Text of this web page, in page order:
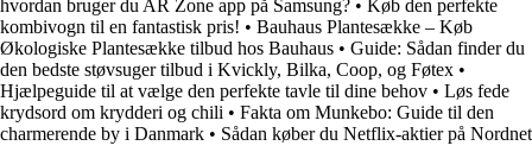
hvordan bruger du AR Zone app på Samsung? • Køb den perfekte
kombivogn til en fantastisk pris! • Bauhaus Plantesække – Køb
Økologiske Plantesække tilbud hos Bauhaus • Guide: Sådan finder du
den bedste støvsuger tilbud i Kvickly, Bilka, Coop, og Føtex •
Hjælpeguide til at vælge den perfekte tavle til dine behov • Løs fede
krydsord om krydderi og chili • Fakta om Munkebo: Guide til den
charmerende by i Danmark • Sådan køber du Netflix-aktier på Nordnet